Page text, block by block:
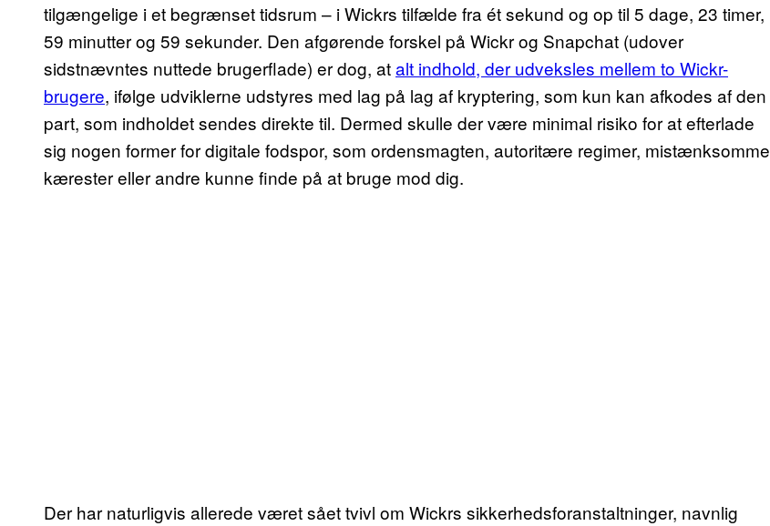
tilgængelige i et begrænset tidsrum – i Wickrs tilfælde fra ét sekund og op til 5 dage, 23 timer,
59 minutter og 59 sekunder. Den afgørende forskel på Wickr og Snapchat (udover
sidstnævntes nuttede brugerflade) er dog, atalt indhold, der udveksles mellem to Wickr-
brugere, ifølge udviklerne udstyres med lag på lag af kryptering, som kun kan afkodes af den
part, som indholdet sendes direkte til. Dermed skulle der være minimal risiko for at efterlade
sig nogen former for digitale fodspor, som ordensmagten, autoritære regimer, mistænksomme
kærester eller andre kunne finde på at bruge mod dig.
Der har naturligvis allerede været sået tvivl om Wickrs sikkerhedsforanstaltninger, navnlig